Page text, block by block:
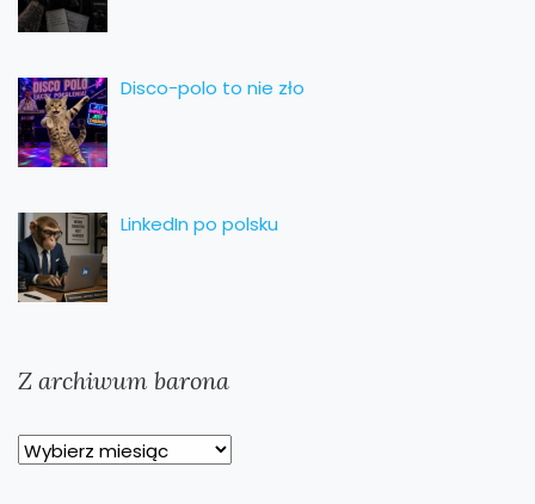
Disco-polo to nie zło
LinkedIn po polsku
Z archiwum barona
Z